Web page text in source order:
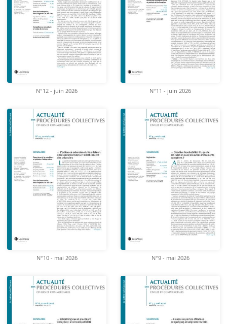
N°12 - juin 2026 N°11 - juin 2026
N°10 - mai 2026 N°9 - mai 2026